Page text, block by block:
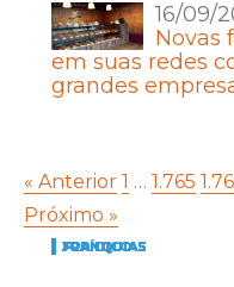
FRANQUIAS
FRANQUIAS
JURÍDICO
FRANQUIAS
FRANQUIAS
FRANQUIAS
JURÍDICO
FRANQUIAS
FRANQUIAS
FRANQUIAS
FRANQUIAS
FRANQUIAS
FRANQUIAS
FRANQUIAS
16/09/
Novas
em suas redes
grandes
FRANQUIAS
« Anterior 1 … 1.765
Próximo »